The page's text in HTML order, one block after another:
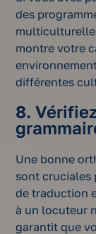
des
montre votre
différentes
8.
Une bonne
sont cruciales
de traduction
à un locuteur
garantit que